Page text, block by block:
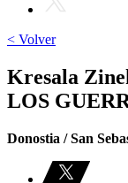
< Volver
Kresala
LOS
Donostia / San